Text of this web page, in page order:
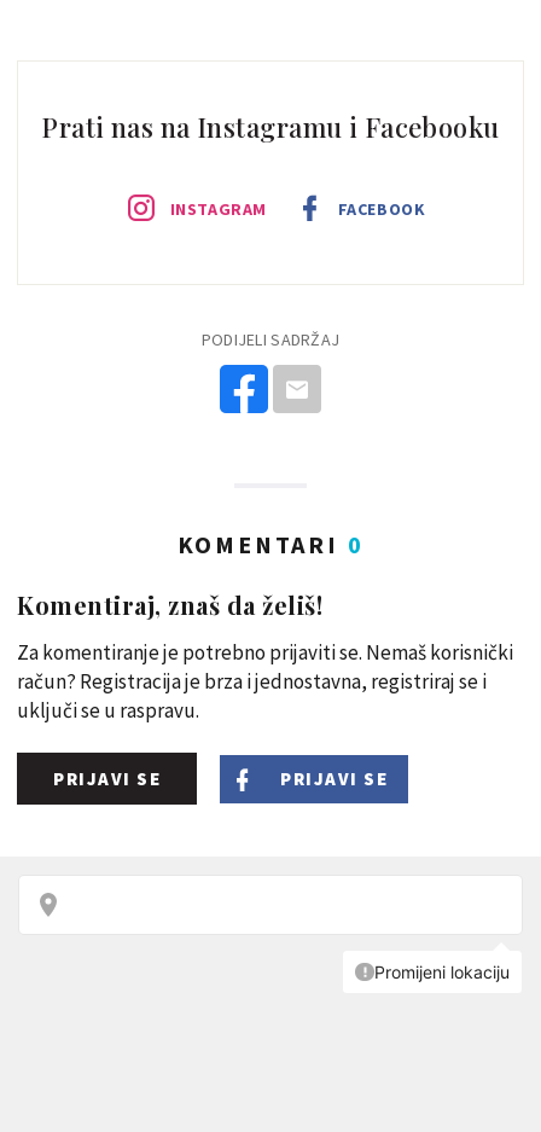
Prati nas na Instagramu i Facebooku
INSTAGRAM FACEBOOK
PODIJELI SADRŽAJ
KOMENTARI 0
Komentiraj, znaš da želiš!
Za komentiranje je potrebno prijaviti se. Nemaš korisnički
račun? Registracija je brza i jednostavna, registriraj se i
uključi se u raspravu.
PRIJAVI SE PRIJAVI SE